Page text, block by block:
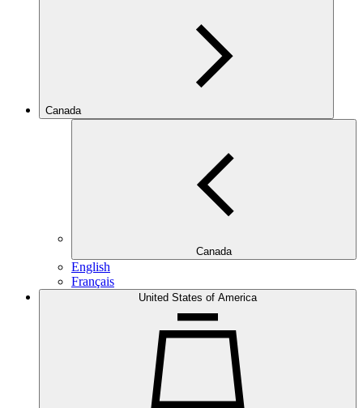
Canada
Canada
English
Français
United States of America